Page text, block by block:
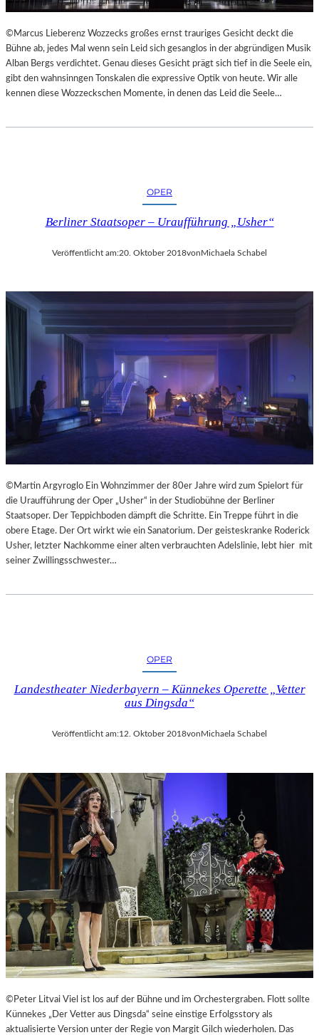
L
S
Ä
U
L
E
G
©Marcus Lieberenz Wozzecks großes ernst trauriges Gesicht deckt die
Bühne ab, jedes Mal wenn sein Leid sich gesanglos in der abgründigen Musik
Alban Bergs verdichtet. Genau dieses Gesicht prägt sich tief in die Seele ein,
gibt den wahnsinngen Tonskalen die expressive Optik von heute. Wir alle
kennen diese Wozzeckschen Momente, in denen das Leid die Seele…
OPER
Berliner Staatsoper – Uraufführung „Usher“
Veröffentlicht am:20. Oktober 2018vonMichaela Schabel
©Martin Argyroglo Ein Wohnzimmer der 80er Jahre wird zum Spielort für
die Uraufführung der Oper „Usher“ in der Studiobühne der Berliner
Staatsoper. Der Teppichboden dämpft die Schritte. Ein Treppe führt in die
obere Etage. Der Ort wirkt wie ein Sanatorium. Der geisteskranke Roderick
Usher, letzter Nachkomme einer alten verbrauchten Adelslinie, lebt hier mit
seiner Zwillingsschwester…
OPER
Landestheater Niederbayern – Künnekes Operette „Vetter
aus Dingsda“
Veröffentlicht am:12. Oktober 2018von Michaela Schabel
©Peter Litvai Viel ist los auf der Bühne und im Orchestergraben. Flott sollte
Künnekes „Der Vetter aus Dingsda“ seine einstige Erfolgsstory als
aktualisierte Version unter der Regie von Margit Gilch wiederholen. Das